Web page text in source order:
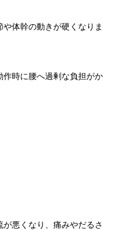
体幹の動きが硬くなりま
作時に腰へ過剰な負担がか
悪くなり、痛みやだるさ